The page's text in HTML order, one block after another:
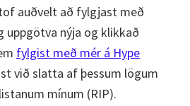
auðvelt að fylgjast með
uppgötva nýja og klikkað
fylgist með mér á Hype
við slatta af þessum lögum
mínum (RIP).